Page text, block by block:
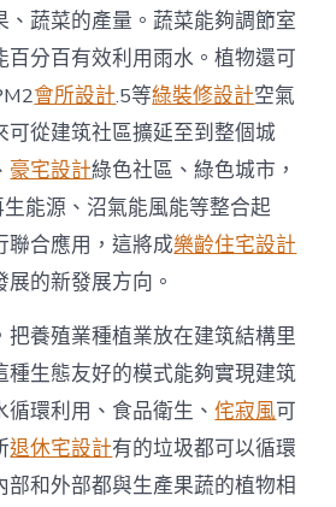
、蔬菜的產量。蔬菜能夠調節室
百分百有效利用雨水。植物還可
會所設計.5等綠裝修設計空氣
可從建筑社區擴延至到整個城
豪宅設計綠色社區、綠色城市，
生能源、沼氣能風能等整合起
聯合應用，這將成樂齡住宅設計
的新發展方向。
把養殖業種植業放在建筑結構里
種生態友好的模式能夠實現建筑
循環利用、食品衛生、侘寂風可
退休宅設計有的垃圾都可以循環
部和外部都與生產果蔬的植物相